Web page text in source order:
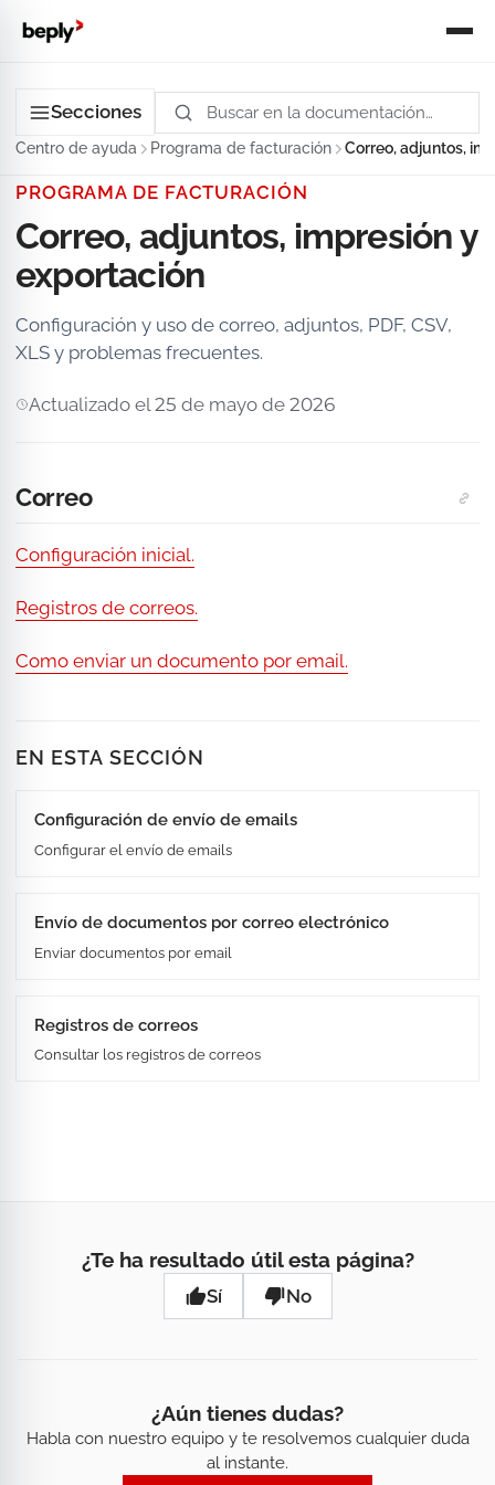
Secciones
Centro de ayuda Programa de facturación Correo, adjuntos,
PROGRAMA DE FACTURACIÓN
Correo, adjuntos, impresión y
exportación
Configuración y uso de correo, adjuntos, PDF, CSV,
XLS y problemas frecuentes.
Actualizado el 25 de mayo de 2026
Correo
Configuración inicial.
Registros de correos.
Como enviar un documento por email.
EN ESTA SECCIÓN
Configuración de envío de emails
Configurar el envío de emails
Envío de documentos por correo electrónico
Enviar documentos por email
Registros de correos
Consultar los registros de correos
¿Te ha resultado útil esta página?
Sí No
¿Aún tienes dudas?
Habla con nuestro equipo y te resolvemos cualquier duda
al instante.